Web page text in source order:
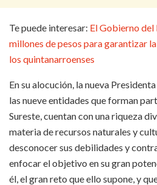
Te puede interesar: El Gobierno del
millones de pesos para garantizar
los quintanarroenses
En su alocución, la nueva
las nueve entidades que forman
Sureste, cuentan con una riqueza
materia de recursos naturales y
desconocer sus debilidades y
enfocar el objetivo en su gran
él, el gran reto que ello supone, y